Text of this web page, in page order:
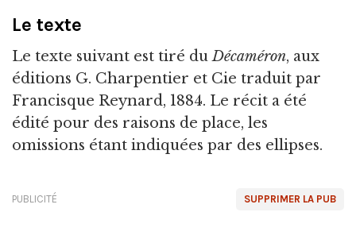
Le texte
Le texte suivant est tiré duDécaméron, aux
éditions G. Charpentier et Cie traduit par
Francisque Reynard, 1884. Le récit a été
édité pour des raisons de place, les
omissions étant indiquées par des ellipses.
SUPPRIMER LA PUB
PUBLICITÉ